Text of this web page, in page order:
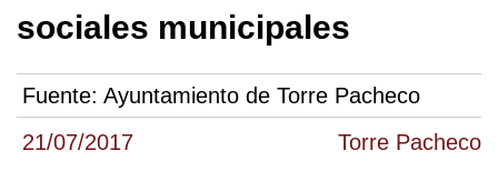
21/07/2017 Torre Pacheco
sociales municipales
Fuente: Ayuntamiento de Torre Pacheco